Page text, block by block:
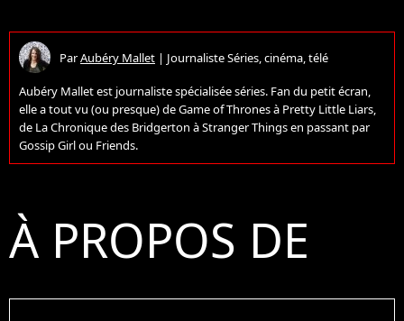
ParAubéry Mallet | Journaliste Séries, cinéma, télé
Aubéry Mallet est journaliste spécialisée séries. Fan du petit écran,
elle a tout vu (ou presque) de Game of Thrones à Pretty Little Liars,
de La Chronique des Bridgerton à Stranger Things en passant par
Gossip Girl ou Friends.
À PROPOS DE